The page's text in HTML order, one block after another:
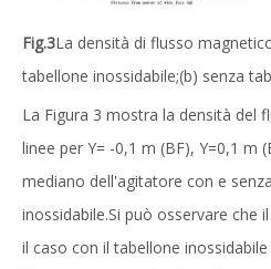
Fig.3La densità di flusso
tabellone inossidabile;(b) senza
La Figura 3 mostra la densità del
linee per Y= -0,1 m (BF), Y=0,1 m
mediano dell'agitatore con e
inossidabile.Si può osservare che
il caso con il tabellone